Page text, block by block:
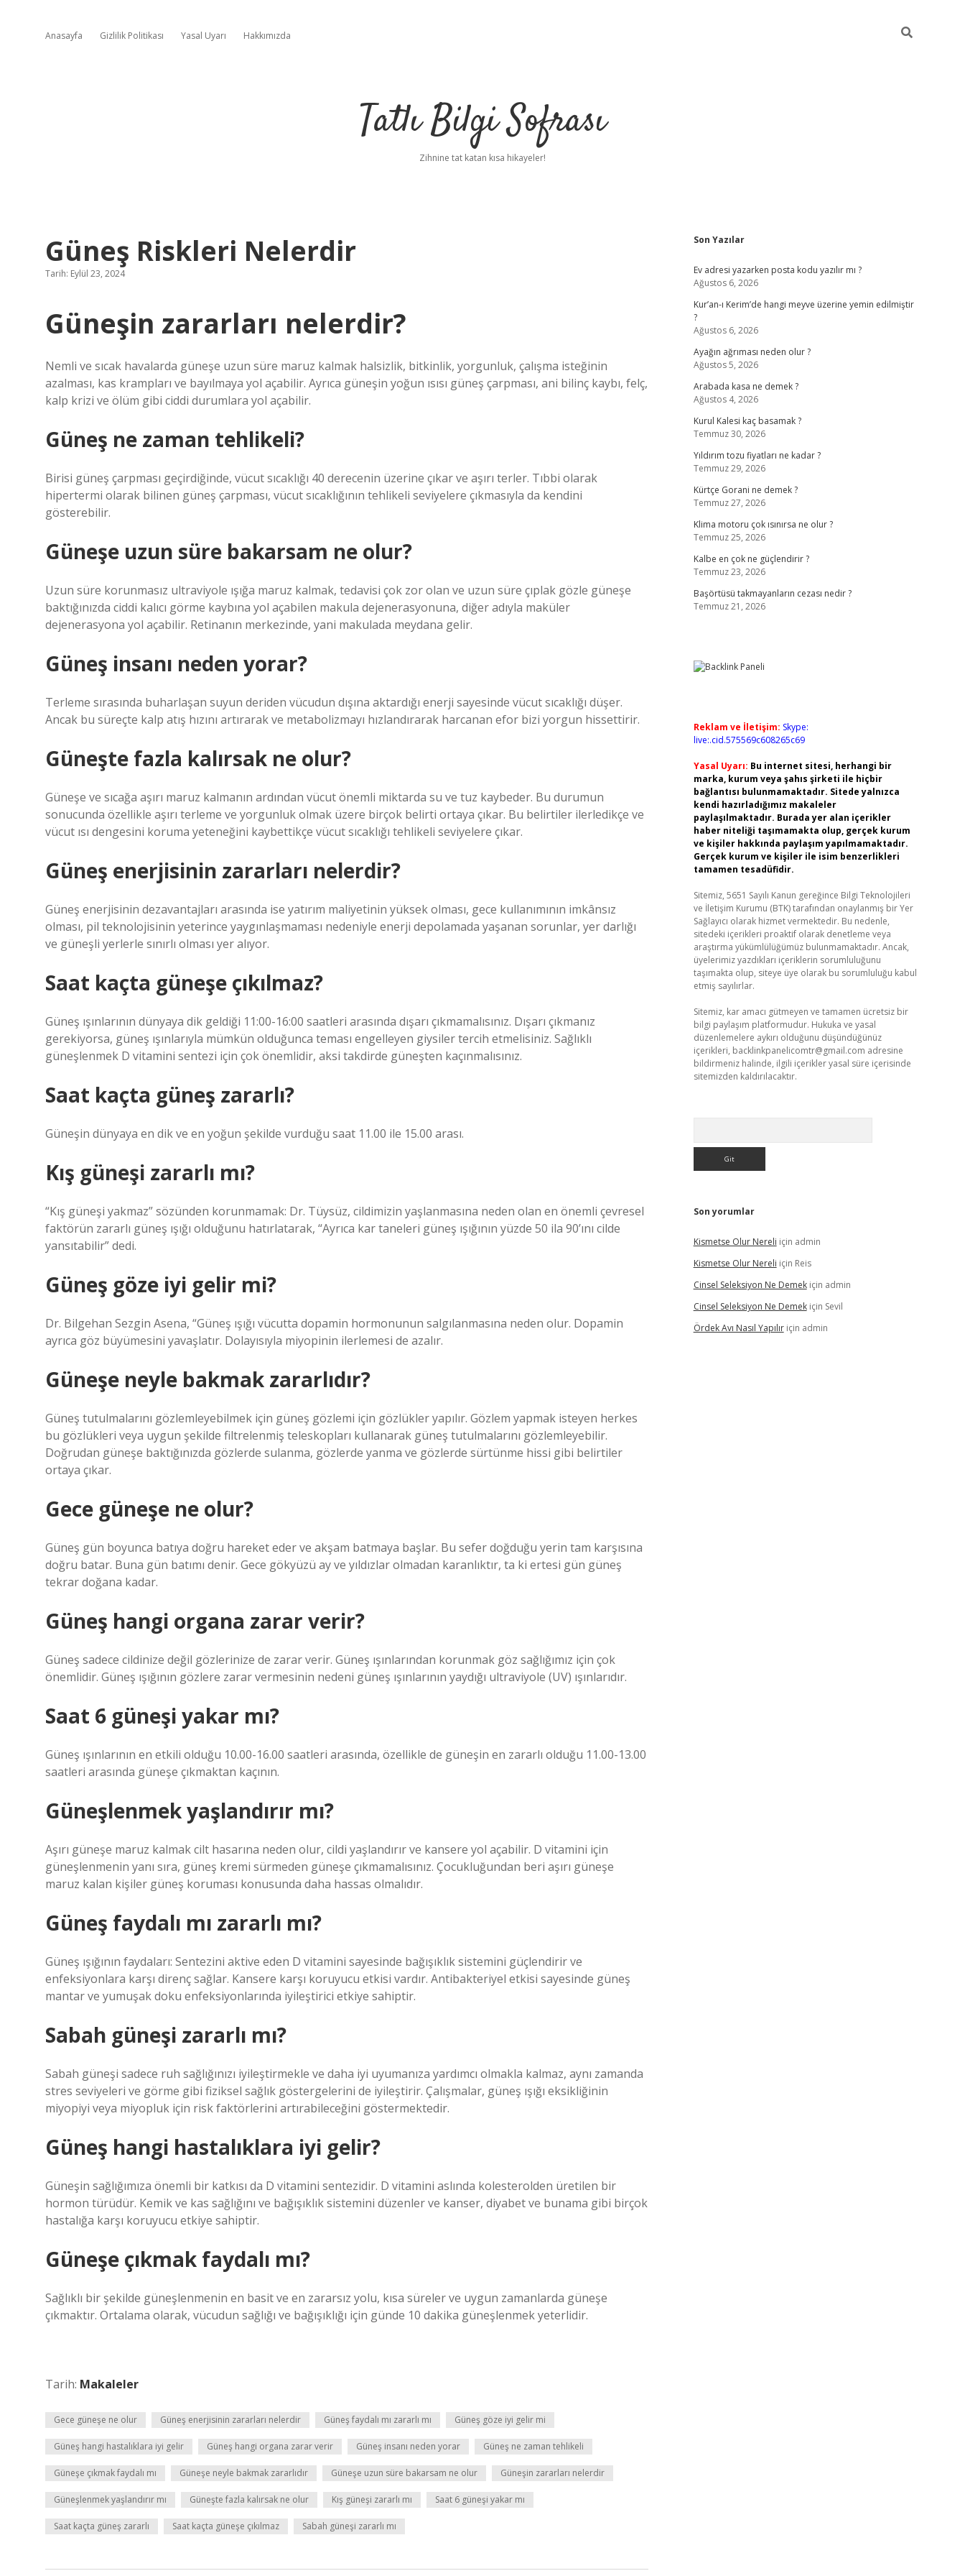
Anasayfa Gizlilik Politikası Yasal Uyarı Hakkımızda
Tatlı Bilgi Sofrası
Zihnine tat katan kısa hikayeler!
Güneş Riskleri Nelerdir
Tarih: Eylül 23, 2024
Güneşin zararları nelerdir?
Nemli ve sıcak havalarda güneşe uzun süre maruz kalmak halsizlik, bitkinlik, yorgunluk, çalışma isteğinin
azalması, kas krampları ve bayılmaya yol açabilir. Ayrıca güneşin yoğun ısısı güneş çarpması, ani bilinç kaybı, felç,
kalp krizi ve ölüm gibi ciddi durumlara yol açabilir.
Güneş ne zaman tehlikeli?
Birisi güneş çarpması geçirdiğinde, vücut sıcaklığı 40 derecenin üzerine çıkar ve aşırı terler. Tıbbi olarak
hipertermi olarak bilinen güneş çarpması, vücut sıcaklığının tehlikeli seviyelere çıkmasıyla da kendini
gösterebilir.
Güneşe uzun süre bakarsam ne olur?
Uzun süre korunmasız ultraviyole ışığa maruz kalmak, tedavisi çok zor olan ve uzun süre çıplak gözle güneşe
baktığınızda ciddi kalıcı görme kaybına yol açabilen makula dejenerasyonuna, diğer adıyla maküler
dejenerasyona yol açabilir. Retinanın merkezinde, yani makulada meydana gelir.
Güneş insanı neden yorar?
Terleme sırasında buharlaşan suyun deriden vücudun dışına aktardığı enerji sayesinde vücut sıcaklığı düşer.
Ancak bu süreçte kalp atış hızını artırarak ve metabolizmayı hızlandırarak harcanan efor bizi yorgun hissettirir.
Güneşte fazla kalırsak ne olur?
Güneşe ve sıcağa aşırı maruz kalmanın ardından vücut önemli miktarda su ve tuz kaybeder. Bu durumun
sonucunda özellikle aşırı terleme ve yorgunluk olmak üzere birçok belirti ortaya çıkar. Bu belirtiler ilerledikçe ve
vücut ısı dengesini koruma yeteneğini kaybettikçe vücut sıcaklığı tehlikeli seviyelere çıkar.
Güneş enerjisinin zararları nelerdir?
Güneş enerjisinin dezavantajları arasında ise yatırım maliyetinin yüksek olması, gece kullanımının imkânsız
olması, pil teknolojisinin yeterince yaygınlaşmaması nedeniyle enerji depolamada yaşanan sorunlar, yer darlığı
ve güneşli yerlerle sınırlı olması yer alıyor.
Saat kaçta güneşe çıkılmaz?
Güneş ışınlarının dünyaya dik geldiği 11:00-16:00 saatleri arasında dışarı çıkmamalısınız. Dışarı çıkmanız
gerekiyorsa, güneş ışınlarıyla mümkün olduğunca teması engelleyen giysiler tercih etmelisiniz. Sağlıklı
güneşlenmek D vitamini sentezi için çok önemlidir, aksi takdirde güneşten kaçınmalısınız.
Saat kaçta güneş zararlı?
Güneşin dünyaya en dik ve en yoğun şekilde vurduğu saat 11.00 ile 15.00 arası.
Kış güneşi zararlı mı?
“Kış güneşi yakmaz” sözünden korunmamak: Dr. Tüysüz, cildimizin yaşlanmasına neden olan en önemli çevresel
faktörün zararlı güneş ışığı olduğunu hatırlatarak, “Ayrıca kar taneleri güneş ışığının yüzde 50 ila 90’ını cilde
yansıtabilir” dedi.
Güneş göze iyi gelir mi?
Dr. Bilgehan Sezgin Asena, “Güneş ışığı vücutta dopamin hormonunun salgılanmasına neden olur. Dopamin
ayrıca göz büyümesini yavaşlatır. Dolayısıyla miyopinin ilerlemesi de azalır.
Güneşe neyle bakmak zararlıdır?
Güneş tutulmalarını gözlemleyebilmek için güneş gözlemi için gözlükler yapılır. Gözlem yapmak isteyen herkes
bu gözlükleri veya uygun şekilde filtrelenmiş teleskopları kullanarak güneş tutulmalarını gözlemleyebilir.
Doğrudan güneşe baktığınızda gözlerde sulanma, gözlerde yanma ve gözlerde sürtünme hissi gibi belirtiler
ortaya çıkar.
Gece güneşe ne olur?
Güneş gün boyunca batıya doğru hareket eder ve akşam batmaya başlar. Bu sefer doğduğu yerin tam karşısına
doğru batar. Buna gün batımı denir. Gece gökyüzü ay ve yıldızlar olmadan karanlıktır, ta ki ertesi gün güneş
tekrar doğana kadar.
Güneş hangi organa zarar verir?
Güneş sadece cildinize değil gözlerinize de zarar verir. Güneş ışınlarından korunmak göz sağlığımız için çok
önemlidir. Güneş ışığının gözlere zarar vermesinin nedeni güneş ışınlarının yaydığı ultraviyole (UV) ışınlarıdır.
Saat 6 güneşi yakar mı?
Güneş ışınlarının en etkili olduğu 10.00-16.00 saatleri arasında, özellikle de güneşin en zararlı olduğu 11.00-13.00
saatleri arasında güneşe çıkmaktan kaçının.
Güneşlenmek yaşlandırır mı?
Aşırı güneşe maruz kalmak cilt hasarına neden olur, cildi yaşlandırır ve kansere yol açabilir. D vitamini için
güneşlenmenin yanı sıra, güneş kremi sürmeden güneşe çıkmamalısınız. Çocukluğundan beri aşırı güneşe
maruz kalan kişiler güneş koruması konusunda daha hassas olmalıdır.
Güneş faydalı mı zararlı mı?
Güneş ışığının faydaları: Sentezini aktive eden D vitamini sayesinde bağışıklık sistemini güçlendirir ve
enfeksiyonlara karşı direnç sağlar. Kansere karşı koruyucu etkisi vardır. Antibakteriyel etkisi sayesinde güneş
mantar ve yumuşak doku enfeksiyonlarında iyileştirici etkiye sahiptir.
Sabah güneşi zararlı mı?
Sabah güneşi sadece ruh sağlığınızı iyileştirmekle ve daha iyi uyumanıza yardımcı olmakla kalmaz, aynı zamanda
stres seviyeleri ve görme gibi fiziksel sağlık göstergelerini de iyileştirir. Çalışmalar, güneş ışığı eksikliğinin
miyopiyi veya miyopluk için risk faktörlerini artırabileceğini göstermektedir.
Güneş hangi hastalıklara iyi gelir?
Güneşin sağlığımıza önemli bir katkısı da D vitamini sentezidir. D vitamini aslında kolesterolden üretilen bir
hormon türüdür. Kemik ve kas sağlığını ve bağışıklık sistemini düzenler ve kanser, diyabet ve bunama gibi birçok
hastalığa karşı koruyucu etkiye sahiptir.
Güneşe çıkmak faydalı mı?
Sağlıklı bir şekilde güneşlenmenin en basit ve en zararsız yolu, kısa süreler ve uygun zamanlarda güneşe
çıkmaktır. Ortalama olarak, vücudun sağlığı ve bağışıklığı için günde 10 dakika güneşlenmek yeterlidir.
Tarih: Makaleler
Gece güneşe ne olur Güneş enerjisinin zararları nelerdir Güneş faydalı mı zararlı mı Güneş göze iyi gelir mi
Güneş hangi hastalıklara iyi gelir Güneş hangi organa zarar verir Güneş insanı neden yorar Güneş ne zaman tehlikeli
Güneşe çıkmak faydalı mı Güneşe neyle bakmak zararlıdır Güneşe uzun süre bakarsam ne olur Güneşin zararları nelerdir
Güneşlenmek yaşlandırır mı Güneşte fazla kalırsak ne olur Kış güneşi zararlı mı Saat 6 güneşi yakar mı
Saat kaçta güneş zararlı Saat kaçta güneşe çıkılmaz Sabah güneşi zararlı mı
Sidebar
Son Yazılar
Ev adresi yazarken posta kodu yazılır mı ?
Ağustos 6, 2026
Kur’an-ı Kerim’de hangi meyve üzerine yemin edilmiştir
?
Ağustos 6, 2026
Ayağın ağrıması neden olur ?
Ağustos 5, 2026
Arabada kasa ne demek ?
Ağustos 4, 2026
Kurul Kalesi kaç basamak ?
Temmuz 30, 2026
Yıldırım tozu fiyatları ne kadar ?
Temmuz 29, 2026
Kürtçe Gorani ne demek ?
Temmuz 27, 2026
Klima motoru çok ısınırsa ne olur ?
Temmuz 25, 2026
Kalbe en çok ne güçlendirir ?
Temmuz 23, 2026
Başörtüsü takmayanların cezası nedir ?
Temmuz 21, 2026
Reklam ve İletişim: Skype:
live:.cid.575569c608265c69
Yasal Uyarı: Bu internet sitesi, herhangi bir
marka, kurum veya şahıs şirketi ile hiçbir
bağlantısı bulunmamaktadır. Sitede yalnızca
kendi hazırladığımız makaleler
paylaşılmaktadır. Burada yer alan içerikler
haber niteliği taşımamakta olup, gerçek kurum
ve kişiler hakkında paylaşım yapılmamaktadır.
Gerçek kurum ve kişiler ile isim benzerlikleri
tamamen tesadüfidir.
Sitemiz, 5651 Sayılı Kanun gereğince Bilgi Teknolojileri
ve İletişim Kurumu (BTK) tarafından onaylanmış bir Yer
Sağlayıcı olarak hizmet vermektedir. Bu nedenle,
sitedeki içerikleri proaktif olarak denetleme veya
araştırma yükümlülüğümüz bulunmamaktadır. Ancak,
üyelerimiz yazdıkları içeriklerin sorumluluğunu
taşımakta olup, siteye üye olarak bu sorumluluğu kabul
etmiş sayılırlar.
Sitemiz, kar amacı gütmeyen ve tamamen ücretsiz bir
bilgi paylaşım platformudur. Hukuka ve yasal
düzenlemelere aykırı olduğunu düşündüğünüz
içerikleri, backlinkpanelicomtr@gmail.com adresine
bildirmeniz halinde, ilgili içerikler yasal süre içerisinde
sitemizden kaldırılacaktır.
Son yorumlar
Kismetse Olur Nereli için admin
Kismetse Olur Nereli için Reis
Cinsel Seleksiyon Ne Demekiçin admin
Cinsel Seleksiyon Ne Demekiçin Sevil
Ördek Avı Nasıl Yapılıriçin admin